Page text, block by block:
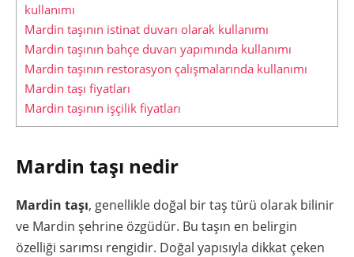
kullanımı
Mardin taşının istinat duvarı olarak kullanımı
Mardin taşının bahçe duvarı yapımında kullanımı
Mardin taşının restorasyon çalışmalarında kullanımı
Mardin taşı fiyatları
Mardin taşının işçilik fiyatları
Mardin taşı nedir
Mardin taşı, genellikle doğal bir taş türü olarak bilinir
ve Mardin şehrine özgüdür. Bu taşın en belirgin
özelliği sarımsı rengidir. Doğal yapısıyla dikkat çeken